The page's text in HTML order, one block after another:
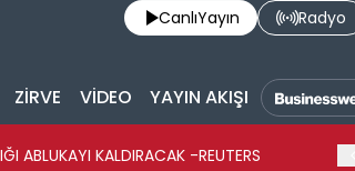
CanlıYayın Radyo
ZİRVE VİDEO YAYIN AKIŞI
ABLUKAYI KALDIRACAK -REUTERS